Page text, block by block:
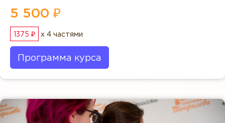
5 500 ₽
1375 ₽ x 4 частями
Программа курса